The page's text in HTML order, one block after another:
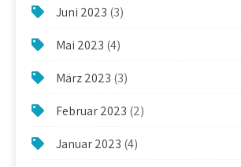
Juni 2023 (3)
Mai 2023 (4)
März 2023 (3)
Februar 2023 (2)
Januar 2023 (4)